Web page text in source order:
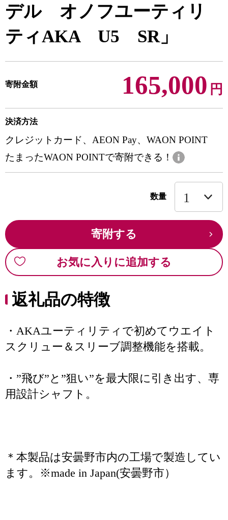
デル オノフユーティリ
ティAKA U5 SR」
寄附金額 165,000 円
決済方法
クレジットカード、AEON Pay、WAON POINT
たまったWAON POINTで寄附できる！
数量
寄附する
お気に入りに追加する
返礼品の特徴
・AKAユーティリティで初めてウエイト
スクリュー＆スリーブ調整機能を搭載。
・”飛び”と”狙い”を最大限に引き出す、専
用設計シャフト。
＊本製品は安曇野市内の工場で製造してい
ます。※made in Japan(安曇野市）